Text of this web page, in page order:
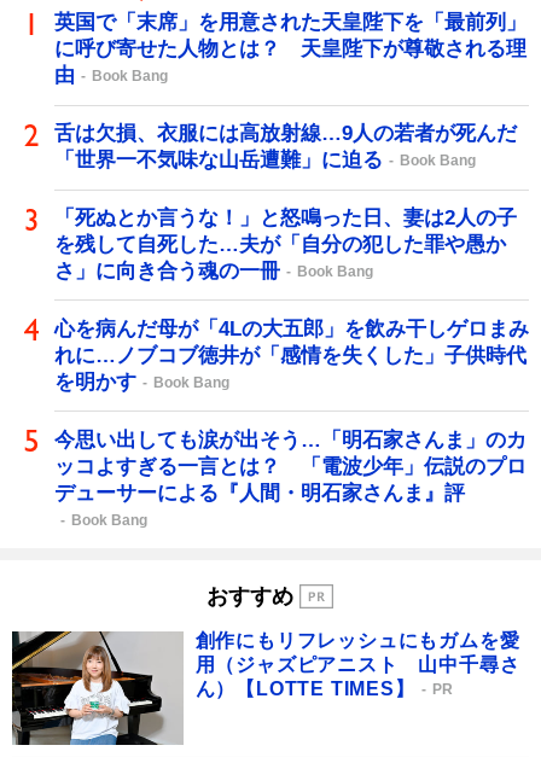
英国で「末席」を用意された天皇陛下を「最前列」
に呼び寄せた人物とは？ 天皇陛下が尊敬される理
由
Book Bang
舌は欠損、衣服には高放射線…9人の若者が死んだ
「世界一不気味な山岳遭難」に迫る
Book Bang
「死ぬとか言うな！」と怒鳴った日、妻は2人の子
を残して自死した…夫が「自分の犯した罪や愚か
さ」に向き合う魂の一冊
Book Bang
心を病んだ母が「4Lの大五郎」を飲み干しゲロまみ
れに…ノブコブ徳井が「感情を失くした」子供時代
を明かす
Book Bang
今思い出しても涙が出そう…「明石家さんま」のカ
ッコよすぎる一言とは？ 「電波少年」伝説のプロ
デューサーによる『人間・明石家さんま』評
Book Bang
おすすめ
創作にもリフレッシュにもガムを愛
用（ジャズピアニスト 山中千尋さ
ん）【LOTTE TIMES】
PR